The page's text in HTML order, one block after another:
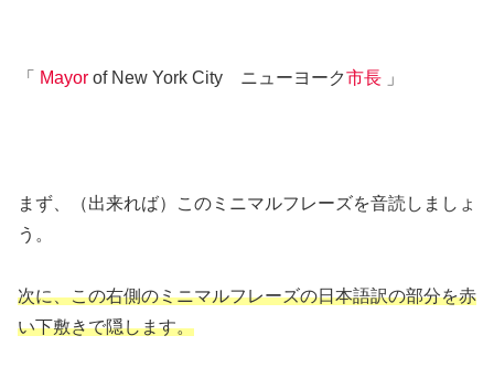
「 Mayor of New York City ニューヨーク市長 」
まず、（出来れば）このミニマルフレーズを音読しましょ
う。
次に、この右側のミニマルフレーズの日本語訳の部分を赤
い下敷きで隠します。